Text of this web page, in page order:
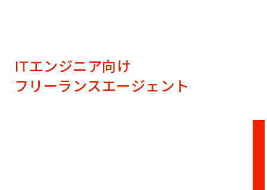
ITエンジニア向け
フリーランスエージェント